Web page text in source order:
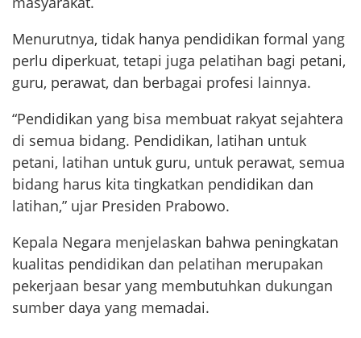
Menurutnya, tidak hanya pendidikan formal yang
perlu diperkuat, tetapi juga pelatihan bagi petani,
guru, perawat, dan berbagai profesi lainnya.
“Pendidikan yang bisa membuat rakyat sejahtera
di semua bidang. Pendidikan, latihan untuk
petani, latihan untuk guru, untuk perawat, semua
bidang harus kita tingkatkan pendidikan dan
latihan,” ujar Presiden Prabowo.
Kepala Negara menjelaskan bahwa peningkatan
kualitas pendidikan dan pelatihan merupakan
pekerjaan besar yang membutuhkan dukungan
sumber daya yang memadai.